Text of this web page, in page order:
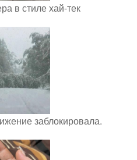
в стиле хай-тек
заблокировала.